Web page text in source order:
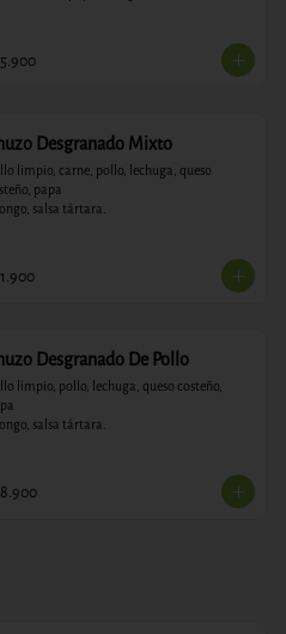
Desgranado Mixto
limpio, carne, pollo, lechuga, queso
papa
salsa tártara.
Desgranado De Pollo
limpio, pollo, lechuga, queso costeño,
salsa tártara.